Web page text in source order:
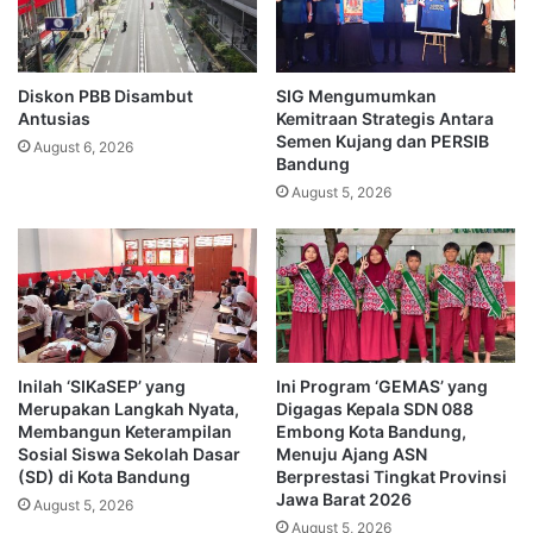
Diskon PBB Disambut
Antusias
August 6, 2026
SIG Mengumumkan
Kemitraan Strategis Antara
Semen Kujang dan PERSIB
Bandung
August 5, 2026
Inilah ‘SIKaSEP’ yang
Merupakan Langkah Nyata,
Membangun Keterampilan
Sosial Siswa Sekolah Dasar
(SD) di Kota Bandung
August 5, 2026
Ini Program ‘GEMAS’ yang
Digagas Kepala SDN 088
Embong Kota Bandung,
Menuju Ajang ASN
Berprestasi Tingkat Provinsi
Jawa Barat 2026
August 5, 2026